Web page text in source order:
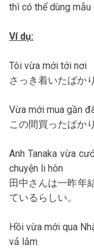
thì có thể dùng mẫu
Ví dụ:
Tôi vừa mới tới nơi
さっき着いたばか
Vừa mới mua gần
この間買ったばか
Anh Tanaka vừa
chuyện li hôn
田中さんは一昨年
ているらしい。
Hồi vừa mới qua
vả lắm